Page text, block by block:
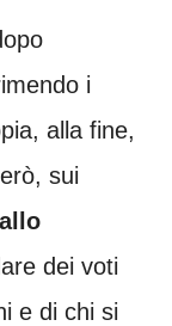
i
alla fine,
sui
dei voti
e di chi si